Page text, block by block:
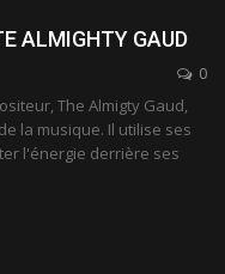
ALMIGHTY GAUD
0
The Almigty Gaud,
la musique. Il utilise ses
l'énergie derrière ses